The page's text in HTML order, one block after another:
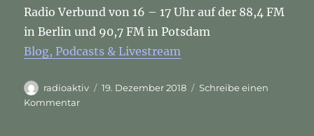
Radio Verbund von 16 – 17 Uhr auf der 88,4 FM
in Berlin und 90,7 FM in Potsdam
Blog, Podcasts & Livestream
Autor
radioaktiv
Veröffentlicht
19. Dezember 2018
Schreibe einen
Kommentarzu